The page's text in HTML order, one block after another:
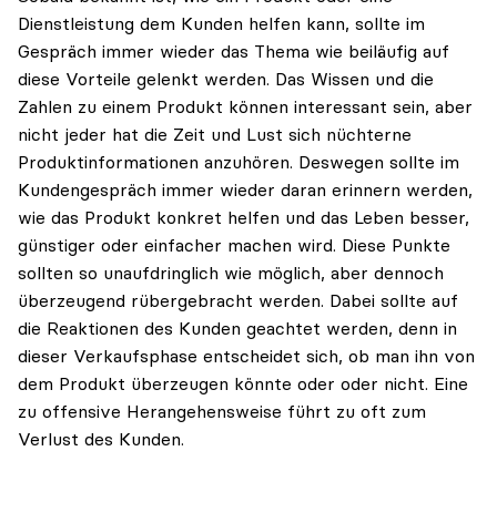
Dienstleistung dem Kunden helfen kann, sollte im
Gespräch immer wieder das Thema wie beiläufig auf
diese Vorteile gelenkt werden. Das Wissen und die
Zahlen zu einem Produkt können interessant sein, aber
nicht jeder hat die Zeit und Lust sich nüchterne
Produktinformationen anzuhören. Deswegen sollte im
Kundengespräch immer wieder daran erinnern werden,
wie das Produkt konkret helfen und das Leben besser,
günstiger oder einfacher machen wird. Diese Punkte
sollten so unaufdringlich wie möglich, aber dennoch
überzeugend rübergebracht werden. Dabei sollte auf
die Reaktionen des Kunden geachtet werden, denn in
dieser Verkaufsphase entscheidet sich, ob man ihn von
dem Produkt überzeugen könnte oder oder nicht. Eine
zu offensive Herangehensweise führt zu oft zum
Verlust des Kunden.